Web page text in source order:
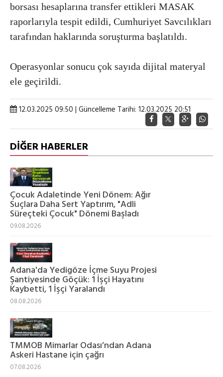
borsası hesaplarına transfer ettikleri MASAK
raporlarıyla tespit edildi, Cumhuriyet Savcılıkları
tarafından haklarında soruşturma başlatıldı.
Operasyonlar sonucu çok sayıda dijital materyal
ele geçirildi.
12.03.2025 09:50 | Güncelleme Tarihi: 12.03.2025 20:51
DİĞER HABERLER
Çocuk Adaletinde Yeni Dönem: Ağır
Suçlara Daha Sert Yaptırım, "Adli
Süreçteki Çocuk" Dönemi Başladı
09.08.2026
Adana'da Yedigöze İçme Suyu Projesi
Şantiyesinde Göçük: 1 İşçi Hayatını
Kaybetti, 1 İşçi Yaralandı
08.08.2026
TMMOB Mimarlar Odası’ndan Adana
Askeri Hastane için çağrı
07.08.2026